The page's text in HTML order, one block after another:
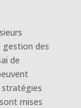
gestion des
de
stratégies
mises